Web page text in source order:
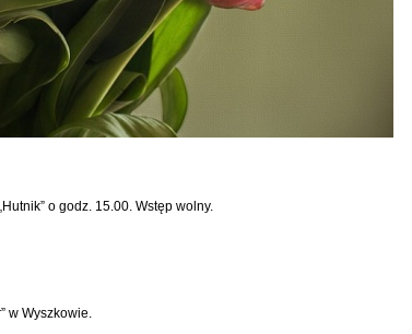
o godz. 15.00. Wstęp wolny.
w Wyszkowie.